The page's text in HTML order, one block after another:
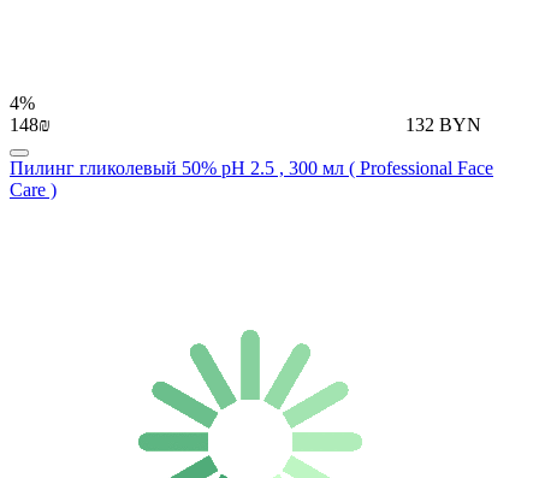
4%
148₪
132 BYN
Пилинг гликолевый 50% pH 2.5 , 300 мл ( Professional Face
Care )